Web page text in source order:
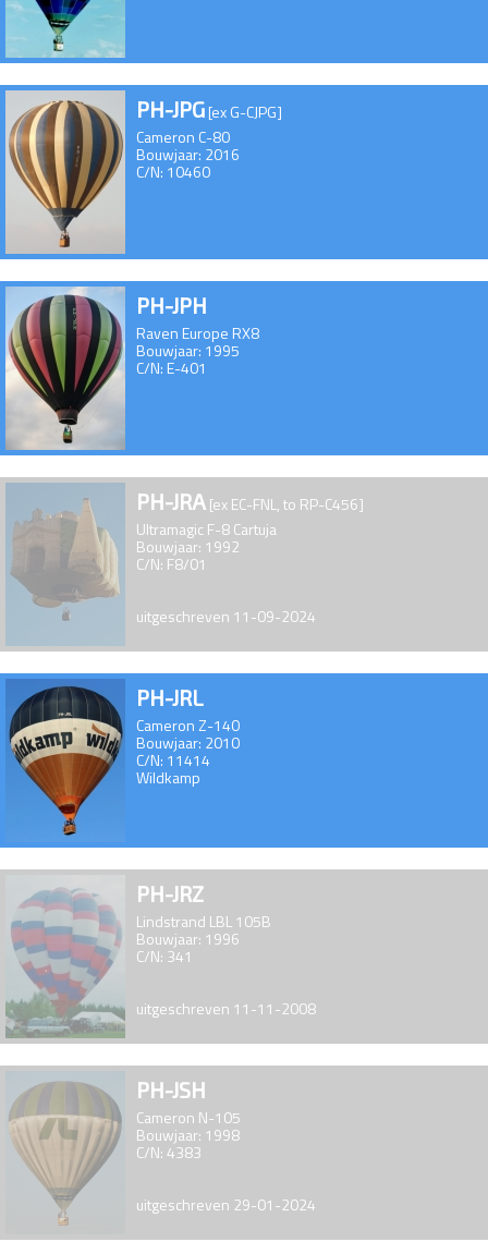
PH-JPG[ex G-CJPG]
Cameron C-80
Bouwjaar: 2016
C/N: 10460
PH-JPH
Raven Europe RX8
Bouwjaar: 1995
C/N: E-401
PH-JRA[ex EC-FNL, to RP-C456]
Ultramagic F-8 Cartuja
Bouwjaar: 1992
C/N: F8/01
uitgeschreven 11-09-2024
PH-JRL
Cameron Z-140
Bouwjaar: 2010
C/N: 11414
Wildkamp
PH-JRZ
Lindstrand LBL 105B
Bouwjaar: 1996
C/N: 341
uitgeschreven 11-11-2008
PH-JSH
Cameron N-105
Bouwjaar: 1998
C/N: 4383
uitgeschreven 29-01-2024